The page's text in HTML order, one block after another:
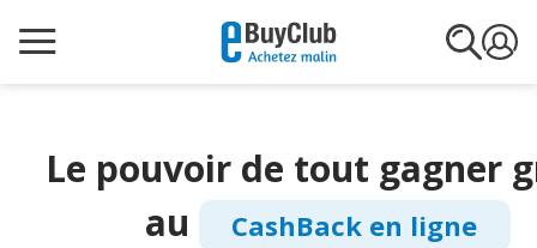
Le pouvoir de tout gagner
au
CashBack en ligne